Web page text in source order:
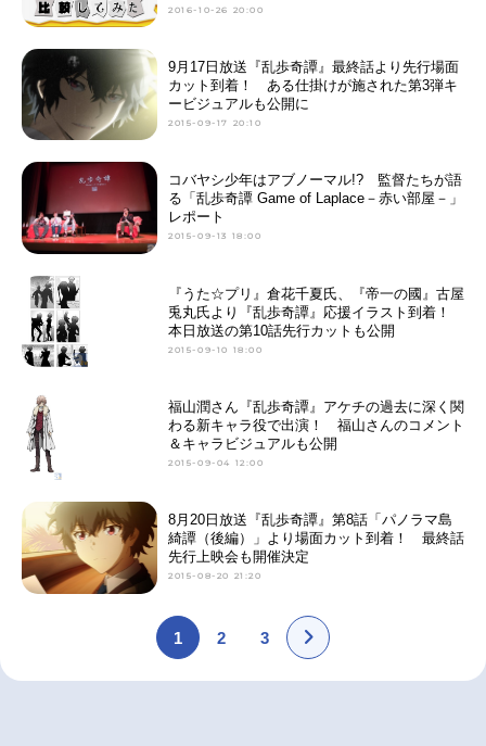
2016-10-26 20:00
9月17日放送『乱歩奇譚』最終話より先行場面
カット到着！ ある仕掛けが施された第3弾キ
ービジュアルも公開に
2015-09-17 20:10
コバヤシ少年はアブノーマル!? 監督たちが語
る「乱歩奇譚 Game of Laplace－赤い部屋－」
レポート
2015-09-13 18:00
『うた☆プリ』倉花千夏氏、『帝一の國』古屋
兎丸氏より『乱歩奇譚』応援イラスト到着！
本日放送の第10話先行カットも公開
2015-09-10 18:00
福山潤さん『乱歩奇譚』アケチの過去に深く関
わる新キャラ役で出演！ 福山さんのコメント
＆キャラビジュアルも公開
2015-09-04 12:00
8月20日放送『乱歩奇譚』第8話「パノラマ島
綺譚（後編）」より場面カット到着！ 最終話
先行上映会も開催決定
2015-08-20 21:20
1 2 3